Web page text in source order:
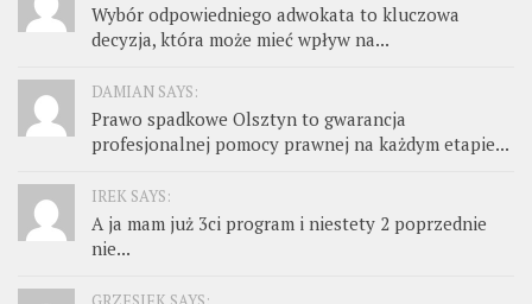
Wybór odpowiedniego adwokata to kluczowa
decyzja, która może mieć wpływ na...
DAMIAN SAYS:
Prawo spadkowe Olsztyn to gwarancja
profesjonalnej pomocy prawnej na każdym etapie...
IREK SAYS:
A ja mam już 3ci program i niestety 2 poprzednie
nie...